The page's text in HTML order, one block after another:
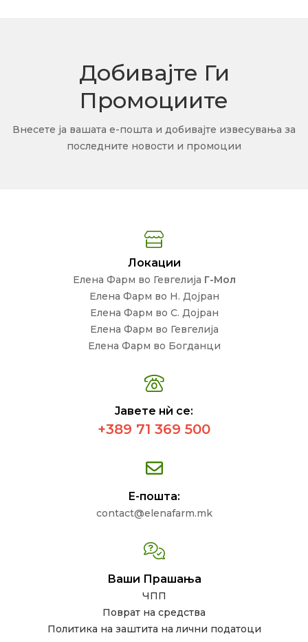
Добивајте Ги
Промоциите
Внесете ја вашата е-пошта и добивајте извесувања за
последните новости и промоции
Локации
Елена Фарм во Гевгелија Г-Мол
Елена Фарм во Н. Дојран
Елена Фарм во С. Дојран
Елена Фарм во Гевгелија
Елена Фарм во Богданци
Јавете нѝ се:
+389 71 369 500
Е-пошта:
contact@elenafarm.mk
Ваши Прашања
ЧПП
Поврат на средства
Политика на заштита на лични податоци